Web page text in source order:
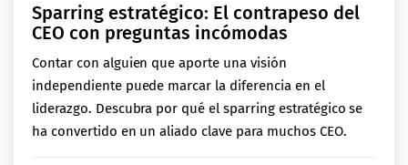
Sparring estratégico: El contrapeso del
CEO con preguntas incómodas
Contar con alguien que aporte una visión
independiente puede marcar la diferencia en el
liderazgo. Descubra por qué el sparring estratégico se
ha convertido en un aliado clave para muchos CEO.